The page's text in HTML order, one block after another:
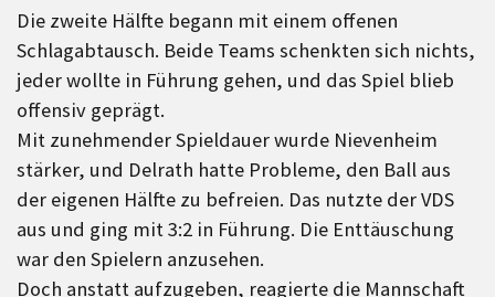
Die zweite Hälfte begann mit einem offenen
Schlagabtausch. Beide Teams schenkten sich nichts,
jeder wollte in Führung gehen, und das Spiel blieb
offensiv geprägt.
Mit zunehmender Spieldauer wurde Nievenheim
stärker, und Delrath hatte Probleme, den Ball aus
der eigenen Hälfte zu befreien. Das nutzte der VDS
aus und ging mit 3:2 in Führung. Die Enttäuschung
war den Spielern anzusehen.
Doch anstatt aufzugeben, reagierte die Mannschaft